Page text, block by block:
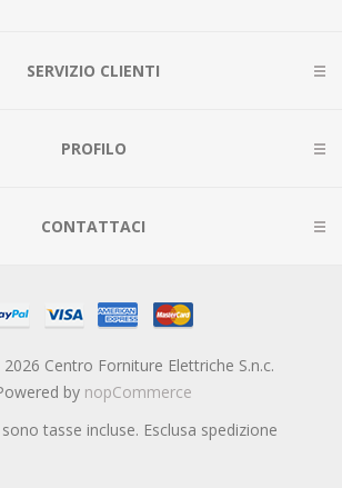
SERVIZIO CLIENTI
PROFILO
CONTATTACI
Centro Forniture Elettriche S.n.c.
by nopCommerce
tasse incluse. Esclusa spedizione